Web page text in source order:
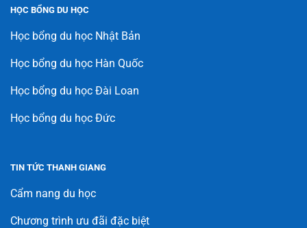
HỌC BỔNG DU HỌC
Học bổng du học Nhật Bản
Học bổng du học Hàn Quốc
Học bổng du học Đài Loan
Học bổng du học Đức
TIN TỨC THANH GIANG
Cẩm nang du học
Chương trình ưu đãi đặc biệt